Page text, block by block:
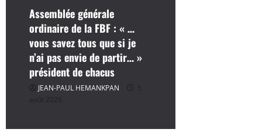
Assemblée générale
ordinaire de la FBF : « …
vous savez tous que si je
n’ai pas envie de partir… »
président de chacus
JEAN-PAUL HEMANKPAN
5
août 2026